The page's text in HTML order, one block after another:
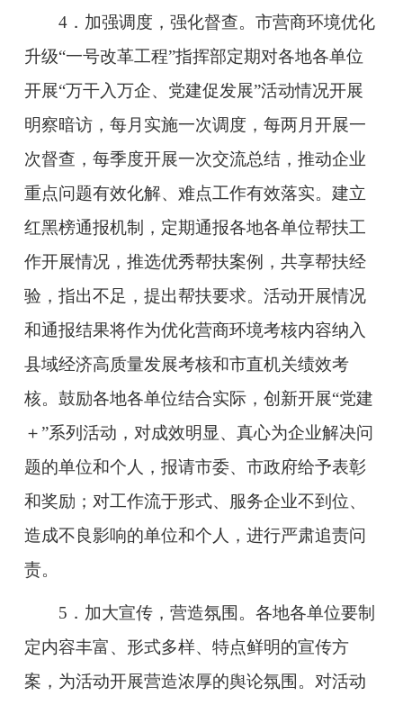
4．加强调度，强化督查。市营商环境优化
升级“一号改革工程”指挥部定期对各地各单位
开展“万干入万企、党建促发展”活动情况开展
明察暗访，每月实施一次调度，每两月开展一
次督查，每季度开展一次交流总结，推动企业
重点问题有效化解、难点工作有效落实。建立
红黑榜通报机制，定期通报各地各单位帮扶工
作开展情况，推选优秀帮扶案例，共享帮扶经
验，指出不足，提出帮扶要求。活动开展情况
和通报结果将作为优化营商环境考核内容纳入
县域经济高质量发展考核和市直机关绩效考
核。鼓励各地各单位结合实际，创新开展“党建
＋”系列活动，对成效明显、真心为企业解决问
题的单位和个人，报请市委、市政府给予表彰
和奖励；对工作流于形式、服务企业不到位、
造成不良影响的单位和个人，进行严肃追责问
责。
5．加大宣传，营造氛围。各地各单位要制
定内容丰富、形式多样、特点鲜明的宣传方
案，为活动开展营造浓厚的舆论氛围。对活动